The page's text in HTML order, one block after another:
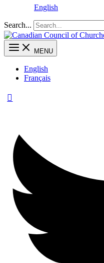
English
Search...
MENU
English
Français